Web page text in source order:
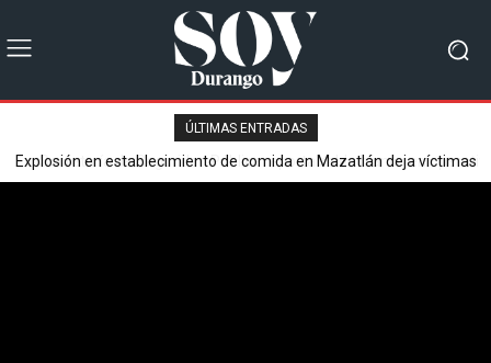
ÚLTIMAS ENTRADAS
Explosión en establecimiento de comida en Mazatlán deja víctimas
mortales y varios heridos.
Secretaría de Seguridad Pública reporta saldo blanco en operativo
del Buen Fin 2025.